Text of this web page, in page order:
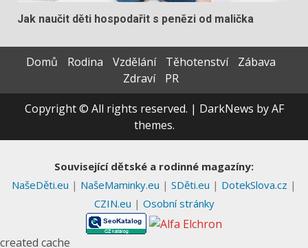
Jak naučit děti hospodařit s penězi od malička
Domů Rodina Vzdělání Těhotenství
Zábava
Zdraví
PR
Copyright © All rights reserved. | DarkNews by AF
themes.
Související dětské a rodinné magazíny:
NašeDěti.eu | NašeMaminky.eu | SDěti.eu | DotekSlova.cz |
CZIN.eu | Osobní stránky
created cache